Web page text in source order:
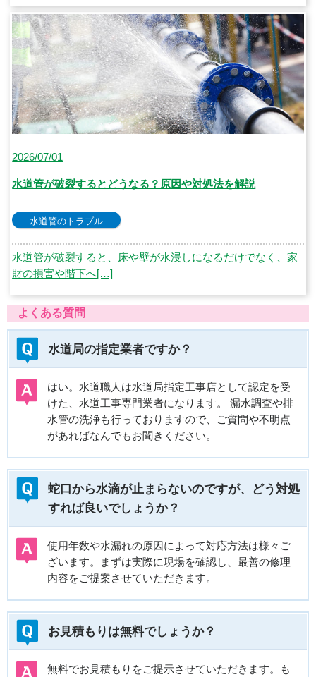
2026/07/01
水道管が破裂するとどうなる？原因や対処法を解説
水道管のトラブル
水道管が破裂すると、床や壁が水浸しになるだけでなく、家
財の損害や階下へ[…]
よくある質問
水道局の指定業者ですか？
はい。水道職人は水道局指定工事店として認定を受
けた、水道工事専門業者になります。 漏水調査や排
水管の洗浄も行っておりますので、ご質問や不明点
があればなんでもお聞きください。
蛇口から水滴が止まらないのですが、どう対処
すれば良いでしょうか？
使用年数や水漏れの原因によって対応方法は様々ご
ざいます。まずは実際に現場を確認し、最善の修理
内容をご提案させていただきます。
お見積もりは無料でしょうか？
無料でお見積もりをご提示させていただきます。も